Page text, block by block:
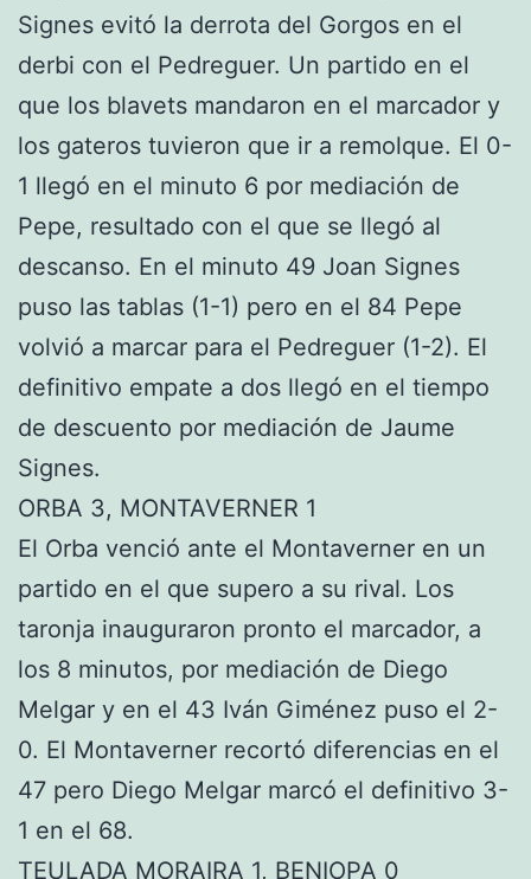
Signes evitó la derrota del Gorgos en el
derbi con el Pedreguer. Un partido en el
que los blavets mandaron en el marcador y
los gateros tuvieron que ir a remolque. El 0-
1 llegó en el minuto 6 por mediación de
Pepe, resultado con el que se llegó al
descanso. En el minuto 49 Joan Signes
puso las tablas (1-1) pero en el 84 Pepe
volvió a marcar para el Pedreguer (1-2). El
definitivo empate a dos llegó en el tiempo
de descuento por mediación de Jaume
Signes.
ORBA 3, MONTAVERNER 1
El Orba venció ante el Montaverner en un
partido en el que supero a su rival. Los
taronja inauguraron pronto el marcador, a
los 8 minutos, por mediación de Diego
Melgar y en el 43 Iván Giménez puso el 2-
0. El Montaverner recortó diferencias en el
47 pero Diego Melgar marcó el definitivo 3-
1 en el 68.
TEULADA MORAIRA 1, BENIOPA 0